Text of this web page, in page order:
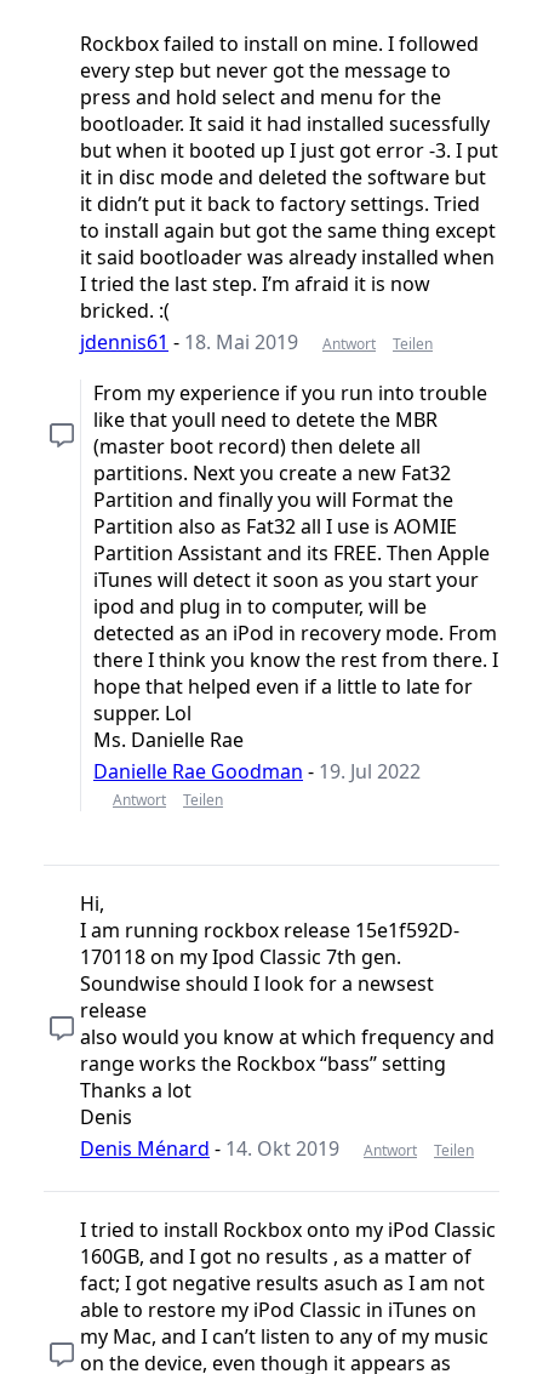
Rockbox failed to install on mine. I followed
every step but never got the message to
press and hold select and menu for the
bootloader. It said it had installed sucessfully
but when it booted up I just got error -3. I put
it in disc mode and deleted the software but
it didn’t put it back to factory settings. Tried
to install again but got the same thing except
it said bootloader was already installed when
I tried the last step. I’m afraid it is now
bricked. :(
jdennis61 - 18. Mai 2019 Antwort Teilen
From my experience if you run into trouble
like that youll need to detete the MBR
(master boot record) then delete all
partitions. Next you create a new Fat32
Partition and finally you will Format the
Partition also as Fat32 all I use is AOMIE
Partition Assistant and its FREE. Then Apple
iTunes will detect it soon as you start your
ipod and plug in to computer, will be
detected as an iPod in recovery mode. From
there I think you know the rest from there. I
hope that helped even if a little to late for
supper. Lol
Ms. Danielle Rae
Danielle Rae Goodman - 19. Jul 2022
Antwort Teilen
Hi,
I am running rockbox release 15e1f592D-
170118 on my Ipod Classic 7th gen.
Soundwise should I look for a newsest
release
also would you know at which frequency and
range works the Rockbox ‘‘bass’’ setting
Thanks a lot
Denis
Denis Ménard - 14. Okt 2019 Antwort Teilen
I tried to install Rockbox onto my iPod Classic
160GB, and I got no results , as a matter of
fact; I got negative results asuch as I am not
able to restore my iPod Classic in iTunes on
my Mac, and I can’t listen to any of my music
on the device, even though it appears as